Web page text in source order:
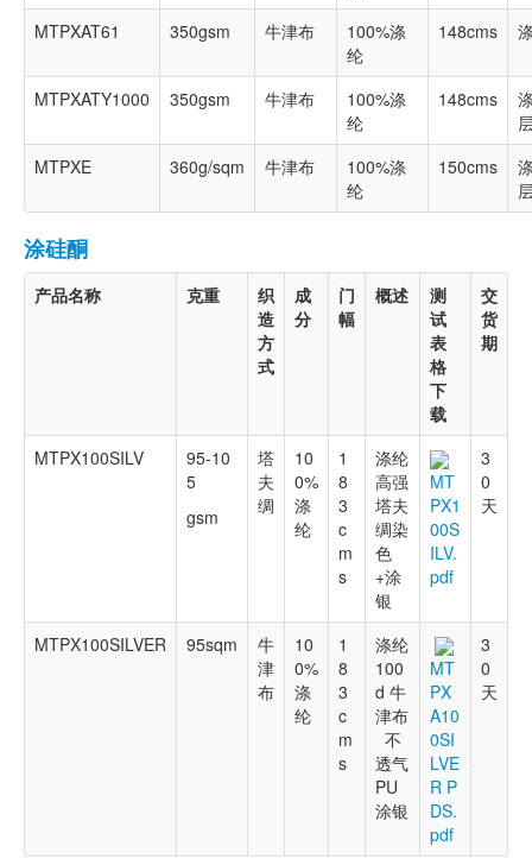
MTPXAT61 350gsm 牛津布
100%涤
纶
148cms
MTPXATY1000 350gsm 牛津布
100%涤
纶
148cms
MTPXE
360g/sqm 牛津布
100%涤
纶
150cms
涂硅酮
产品名称 克重
织
造
方
式
成
分
门
幅
概述
测
试
表
格
下
载
交
货
期
MTPX100SILV
95-10
5
gsm
塔
夫
绸
10
0%
涤
纶
1
8
3
c
m
s
涤纶
高强
塔夫
绸染
色
+涂
银
MT
PX1
00S
ILV.
pdf
3
0
天
MTPX100SILVER 95sqm
牛
津
布
10
0%
涤
纶
1
8
3
c
m
s
涤纶
100
d 牛
津布
不
透气
PU
涂银
MT
PX
A10
0SI
LVE
R P
DS.
pdf
3
0
天